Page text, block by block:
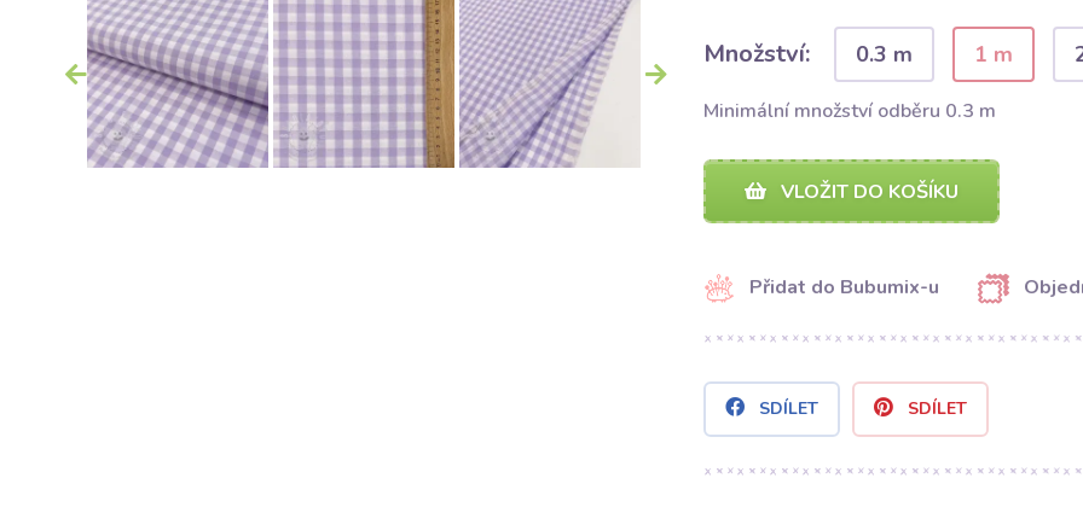
Množství: 0.3 m 1 m
Minimální množství odběru 0.3 m
VLOŽIT DO KOŠÍKU
Přidat do Bubumix-u
SDÍLET SDÍLET